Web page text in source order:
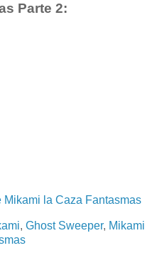
Parte 2:
la Caza Fantasmas
, Ghost Sweeper, Mikami